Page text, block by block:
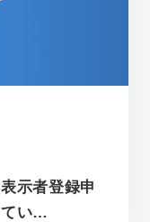
示者登録申
てい…